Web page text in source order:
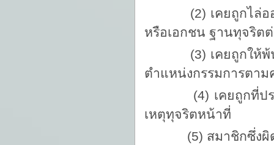
(2) เคยถูกไล่ออก
หรือเอกชน ฐานทุจริต
(3) เคยถูกให้พ้นจ
ตำแหน่งกรรมการตา
(4) เคยถูกที่ประชุ
เหตุทุจริตหน้าที่
(5) สมาชิกซึ่งผิดนัด